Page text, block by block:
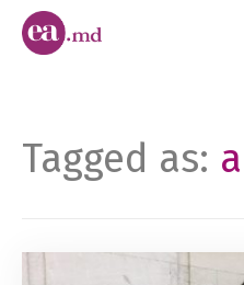
Tagged as: